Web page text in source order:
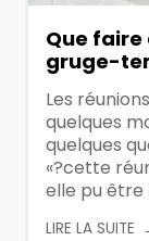
Que
gruge-
Les
quelques
quelques
«?cette
elle pu être
LIRE LA SUITE